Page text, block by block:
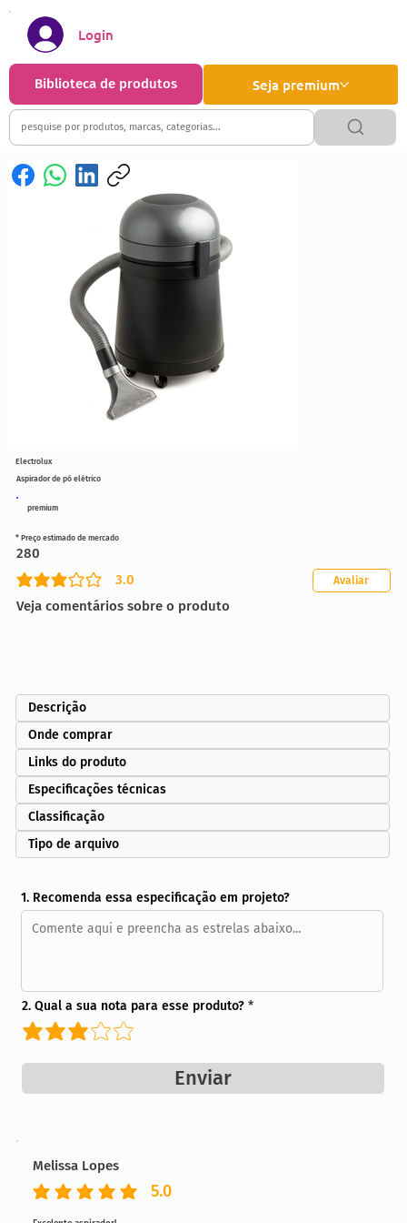
Seja premium
Biblioteca de produtos
Login
premium
Aspirador de pó elétrico
3.0
classificação média é 3 de 5
Veja comentários sobre o produto
Avaliar
* Preço estimado de mercado
280
Electrolux
Descrição
Onde comprar
Links do produto
Especificações técnicas
Classificação
Tipo de arquivo
1. Recomenda essa especificação em projeto?
2. Qual a sua nota para esse produto?
Enviar
Melissa Lopes
5.0
classificação média é 5 de 5